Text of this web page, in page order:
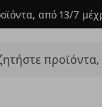
από 13/7